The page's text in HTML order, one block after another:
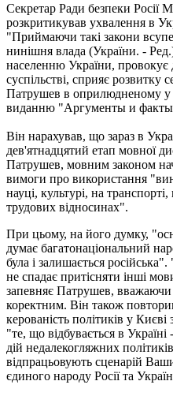
Секретар Ради безпеки Росії
розкритикував ухвалення в
"Приймаючи такі закони
нинішня влада (України. -
населенню України, провокує
суспільстві, сприяє розвитку
Патрушев в оприлюдненому у
виданню "Аргументы и
Він нарахував, що зараз в
дев'ятнадцятий етап мовної
Патрушев, мовним законом
вимоги про використання
науці, культурі, на
трудових відносинах".
При цьому, на його думку,
думає багатонаціональний
була і залишається
не спадає притісняти інші
запевняє Патрушев, вважаючи
коректним. Він також
керованість політиків у
"те, що відбувається в
дій недалекогляжних
відпрацьовують сценарій
єдиного народу Росії та